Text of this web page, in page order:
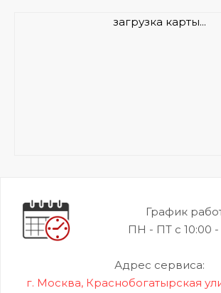
загрузка карты...
График
ПН - ПТ с 10:00 -
Адрес сервиса:
г. Москва, Краснобогатырская